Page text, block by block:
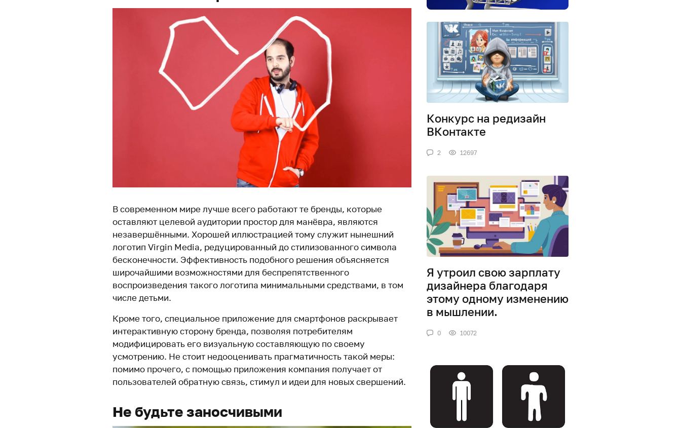
В современном мире лучше всего работают те бренды, которые
оставляют целевой аудитории простор для манёвра, являются
незавершёнными. Хорошей иллюстрацией тому служит нынешний
логотип Virgin Media, редуцированный до стилизованного символа
бесконечности. Эффективность подобного решения объясняется
широчайшими возможностями для беспрепятственного
воспроизведения такого логотипа минимальными средствами, в том
числе детьми.
Кроме того, специальное приложение для смартфонов раскрывает
интерактивную сторону бренда, позволяя потребителям
модифицировать его визуальную составляющую по своему
усмотрению. Не стоит недооценивать прагматичность такой меры:
помимо прочего, с помощью приложения компания получает от
пользователей обратную связь, стимул и идеи для новых свершений.
Не будьте заносчивыми
Конкурс на редизайн
ВКонтакте
2 12697
Я утроил свою зарплату
дизайнера благодаря
этому одному изменению
в мышлении.
0 10072